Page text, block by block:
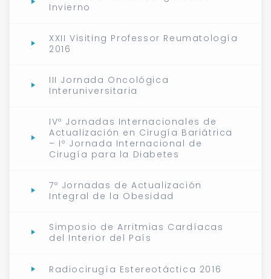
Invierno
XXII Visiting Professor Reumatología
2016
III Jornada Oncológica
Interuniversitaria
IVº Jornadas Internacionales de
Actualización en Cirugía Bariátrica
– Iº Jornada Internacional de
Cirugía para la Diabetes
7º Jornadas de Actualización
Integral de la Obesidad
Simposio de Arritmias Cardíacas
del Interior del País
Radiocirugía Estereotáctica 2016